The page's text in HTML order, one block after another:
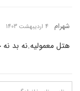
شهرام 4 اردیبهشت 1403
هتل معمولیه.نه بد